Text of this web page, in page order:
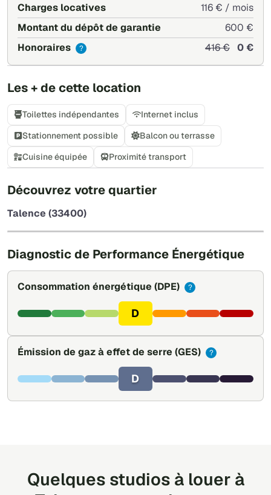
Charges locatives
116 € / mois
Montant du dépôt de garantie
600 €
Honoraires
? 416 € 0 €
Les + de cette location
Toilettes indépendantes
Internet inclus
Stationnement possible
Balcon ou terrasse
Cuisine équipée
Proximité transport
Découvrez votre quartier
Talence (33400)
Diagnostic de Performance Énergétique
Consommation énergétique (DPE) ?
D
Émission de gaz à effet de serre (GES) ?
D
Quelques studios à louer à